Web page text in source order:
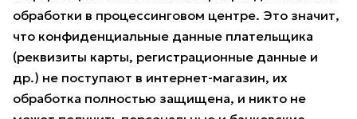
обработки в процессинговом центре. Это значит,
что конфиденциальные данные плательщика
(реквизиты карты, регистрационные данные и
др.) не поступают в интернет-магазин, их
обработка полностью защищена, и никто не